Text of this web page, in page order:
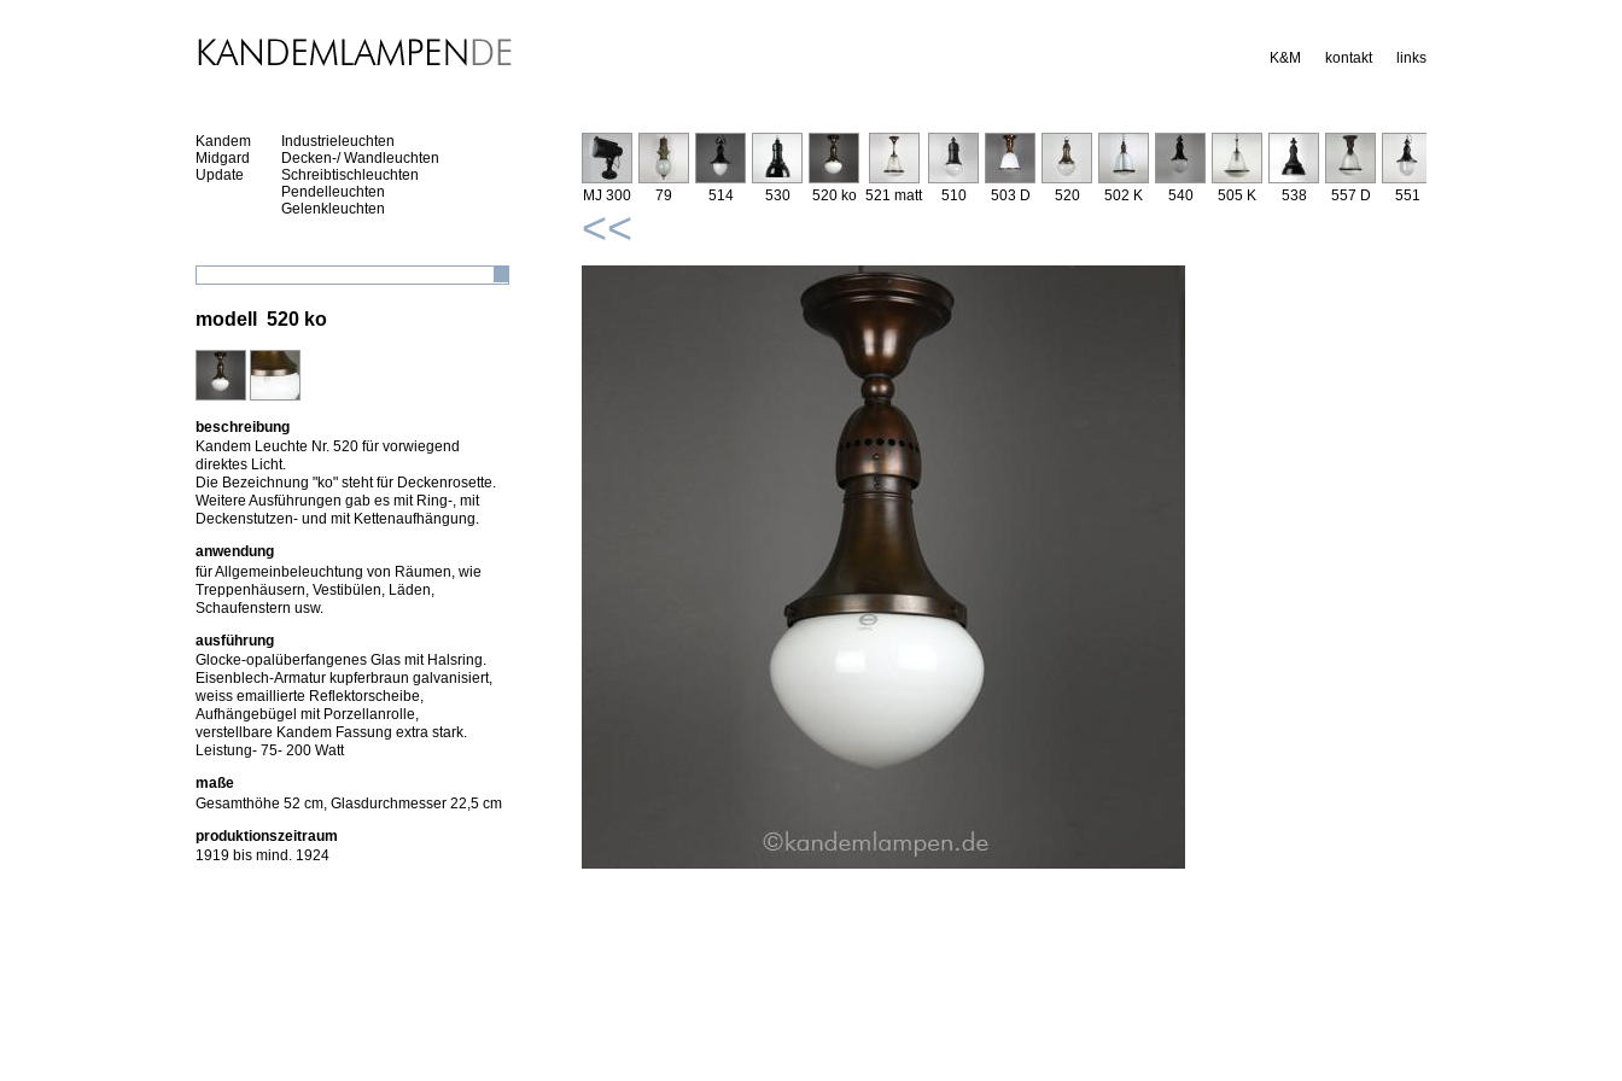
K&M kontakt links
Kandem
Midgard
Update
Industrieleuchten
Decken-/ Wandleuchten
Schreibtischleuchten
Pendelleuchten
Gelenkleuchten
modell 520 ko
beschreibung
Kandem Leuchte Nr. 520 für vorwiegend
direktes Licht.
Die Bezeichnung "ko" steht für Deckenrosette.
Weitere Ausführungen gab es mit Ring-, mit
Deckenstutzen- und mit Kettenaufhängung.
anwendung
für Allgemeinbeleuchtung von Räumen, wie
Treppenhäusern, Vestibülen, Läden,
Schaufenstern usw.
ausführung
Glocke-opalüberfangenes Glas mit Halsring.
Eisenblech-Armatur kupferbraun galvanisiert,
weiss emaillierte Reflektorscheibe,
Aufhängebügel mit Porzellanrolle,
verstellbare Kandem Fassung extra stark.
Leistung- 75- 200 Watt
maße
Gesamthöhe 52 cm, Glasdurchmesser 22,5 cm
produktionszeitraum
1919 bis mind. 1924
MJ 300 79 514 530 520 ko 521 matt 510 503 D 520 502 K 540 505 K 538 557 D 551
<<